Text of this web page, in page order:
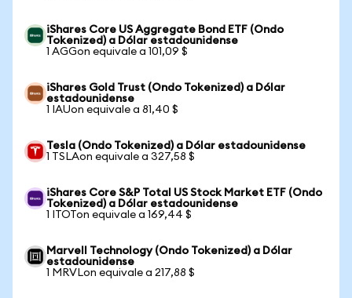
iShares Core US Aggregate Bond ETF (Ondo
Tokenized) a Dólar estadounidense
1 AGGon equivale a 101,09 $
iShares Gold Trust (Ondo Tokenized) a Dólar
estadounidense
1 IAUon equivale a 81,40 $
Tesla (Ondo Tokenized) a Dólar estadounidense
1 TSLAon equivale a 327,58 $
iShares Core S&P Total US Stock Market ETF (Ondo
Tokenized) a Dólar estadounidense
1 ITOTon equivale a 169,44 $
Marvell Technology (Ondo Tokenized) a Dólar
estadounidense
1 MRVLon equivale a 217,88 $